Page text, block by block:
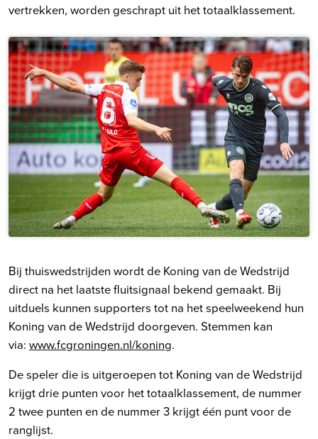
vertrekken, worden geschrapt uit het totaalklassement.
Bij thuiswedstrijden wordt de Koning van de Wedstrijd
direct na het laatste fluitsignaal bekend gemaakt. Bij
uitduels kunnen supporters tot na het speelweekend hun
Koning van de Wedstrijd doorgeven. Stemmen kan
via: www.fcgroningen.nl/koning.
De speler die is uitgeroepen tot Koning van de Wedstrijd
krijgt drie punten voor het totaalklassement, de nummer
2 twee punten en de nummer 3 krijgt één punt voor de
ranglijst.